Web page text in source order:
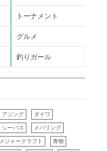
トーナメント
グルメ
釣りガール
アジング ダイワ
シーバス メバリング
メジャークラフト 青物